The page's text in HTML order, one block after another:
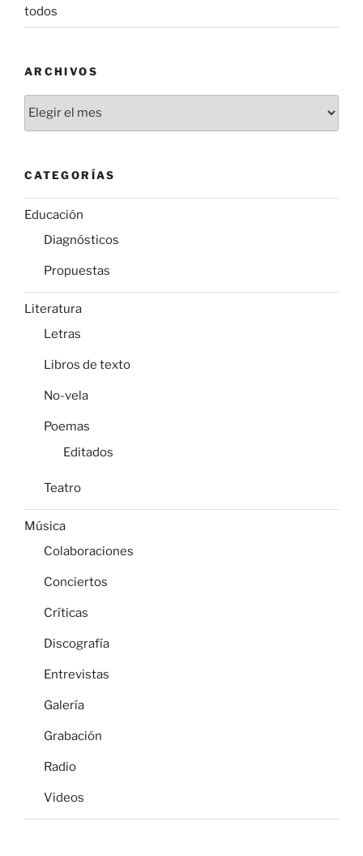
todos
ARCHIVOS
CATEGORÍAS
Educación
Diagnósticos
Propuestas
Literatura
Letras
Libros de texto
No-vela
Poemas
Editados
Teatro
Música
Colaboraciones
Conciertos
Críticas
Discografía
Entrevistas
Galería
Grabación
Radio
Videos